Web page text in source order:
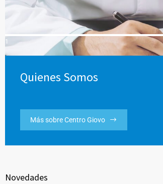
1
Quienes Somos
Más sobre Centro Giovo
Novedades